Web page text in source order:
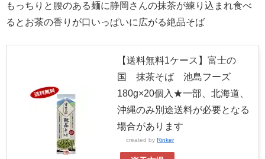
もっちりと腰のある麺に静岡さんの抹茶が練り込まれ食べ
るとお茶の香りが口いっぱいに広がる絶品そば
【送料無料1ケース】富士の
国 抹茶そば 池島フーズ
180g×20個入★一部、北海道、
沖縄のみ別途送料が必要となる
場合があります
created by Rinker